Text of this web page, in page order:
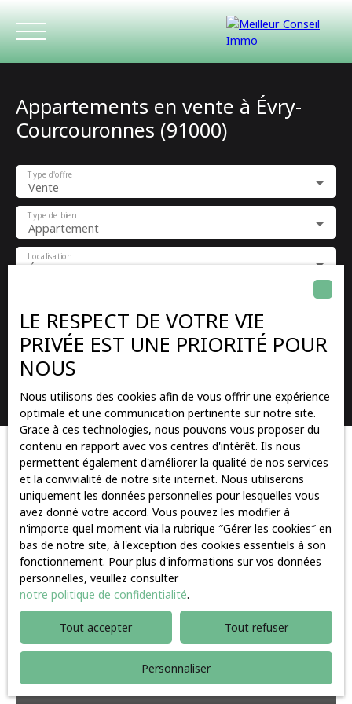
ACCUEIL
Appartements en vente à Évry-
Courcouronnes (91000)
Vente
Type d'offre
Appartement
Type de bien
Évry-Courcouronnes (91000)
Localisation
Surface min (m²)
Pertinence
Trier par Créer une alerte
195 000€
LE RESPECT DE VOTRE VIE
PRIVÉE EST UNE PRIORITÉ POUR
NOUS
Nous utilisons des cookies afin de vous offrir une expérience
optimale et une communication pertinente sur notre site.
Grace à ces technologies, nous pouvons vous proposer du
contenu en rapport avec vos centres d'intérêt. Ils nous
permettent également d'améliorer la qualité de nos services
et la convivialité de notre site internet. Nous utiliserons
uniquement les données personnelles pour lesquelles vous
avez donné votre accord. Vous pouvez les modifier à
n'importe quel moment via la rubrique ″Gérer les cookies″ en
bas de notre site, à l'exception des cookies essentiels à son
fonctionnement. Pour plus d'informations sur vos données
personnelles, veuillez consulter
notre politique de confidentialité.
Tout accepter Tout refuser
Personnaliser